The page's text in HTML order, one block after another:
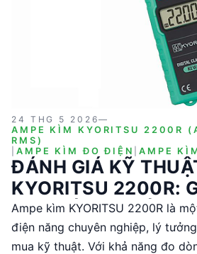
24 THG 5 2026—
AMPE KÌM KYORITSU 2200R
RMS)
AMPE KÌM ĐO ĐIỆN AMPE
ĐÁNH GIÁ KỸ
KYORITSU 2200R:
ĐO LƯỜNG CHÍNH
SƯ ĐIỆN
Ampe kìm KYORITSU 2200R là
điện năng chuyên nghiệp, lý
mua kỹ thuật. Với khả năng đo